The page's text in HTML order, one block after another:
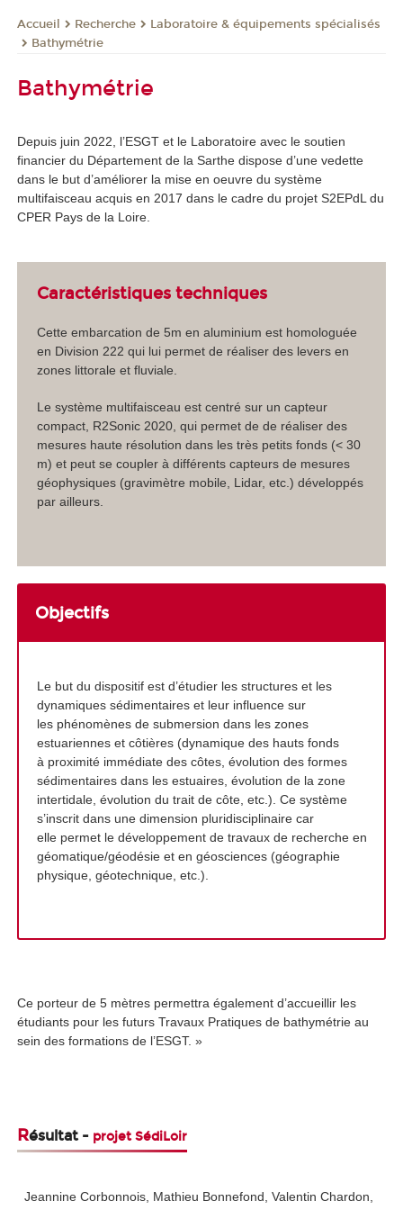
Accueil Recherche
Laboratoire & équipements spécialisés
Bathymétrie
Bathymétrie
Depuis juin 2022, l’ESGT et le Laboratoire avec le soutien
financier du Département de la Sarthe dispose d’une vedette
dans le but d’améliorer la mise en oeuvre du système
multifaisceau acquis en 2017 dans le cadre du projet S2EPdL du
CPER Pays de la Loire.
Caractéristiques techniques
Cette embarcation de 5m en aluminium est homologuée
en Division 222 qui lui permet de réaliser des levers en
zones littorale et fluviale.
Le système multifaisceau est centré sur un capteur
compact, R2Sonic 2020, qui permet de de réaliser des
mesures haute résolution dans les très petits fonds (< 30
m) et peut se coupler à différents capteurs de mesures
géophysiques (gravimètre mobile, Lidar, etc.) développés
par ailleurs.
Objectifs
Le but du dispositif est d’étudier les structures et les
dynamiques sédimentaires et leur influence sur
les phénomènes de submersion dans les zones
estuariennes et côtières (dynamique des hauts fonds
à proximité immédiate des côtes, évolution des formes
sédimentaires dans les estuaires, évolution de la zone
intertidale, évolution du trait de côte, etc.). Ce système
s’inscrit dans une dimension pluridisciplinaire car
elle permet le développement de travaux de recherche en
géomatique/géodésie et en géosciences (géographie
physique, géotechnique, etc.).
Ce porteur de 5 mètres permettra également d’accueillir les
étudiants pour les futurs Travaux Pratiques de bathymétrie au
sein des formations de l’ESGT. »
Résultat - projet SédiLoir
Jeannine Corbonnois, Mathieu Bonnefond, Valentin Chardon,